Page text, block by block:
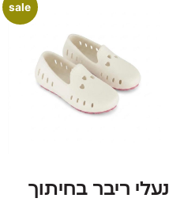
sale
נעלי ריבר בחיתוך